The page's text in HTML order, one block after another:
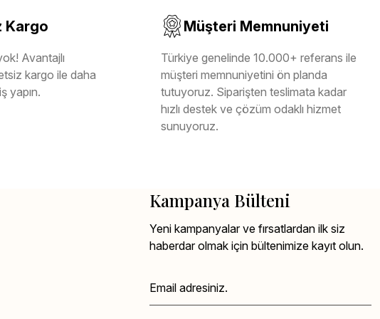
Kargo
Avantajlı
kargo ile daha
yapın.
Müşteri Memnuniyeti
Türkiye genelinde 10.000+ referans ile
müşteri memnuniyetini ön planda
tutuyoruz. Siparişten teslimata kadar
hızlı destek ve çözüm odaklı hizmet
sunuyoruz.
Kampanya Bülteni
Yeni kampanyalar ve fırsatlardan ilk siz
haberdar olmak için bültenimize kayıt olun.